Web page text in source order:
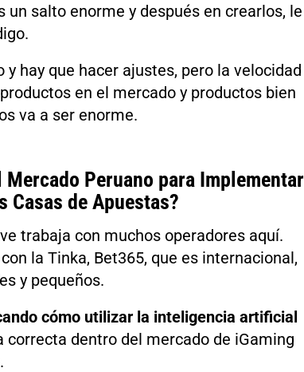
un salto enorme y después en crearlos, le
hay que hacer ajustes, pero la velocidad
en el mercado y productos bien
va a ser enorme.
Mercado Peruano para Implementar
Casas de Apuestas?
trabaja con muchos operadores aquí.
la Tinka, Bet365, que es internacional,
y pequeños.
cómo utilizar la inteligencia artificial
correcta dentro del mercado de iGaming